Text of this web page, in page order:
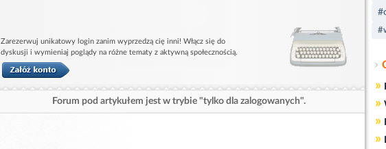
Zarezerwuj unikatowy login zanim wyprzedzą cię inni! Włącz się do
dyskusji i wymieniaj poglądy na różne tematy z aktywną społecznością.
Forum pod artykułem jest w trybie "tylko dla zalogowanych".
»
»
»
»